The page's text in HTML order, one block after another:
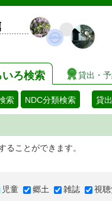
いろ検索 貸出・
索 NDC分類検索 貸
ることができます。
児童 郷土 雑誌 視